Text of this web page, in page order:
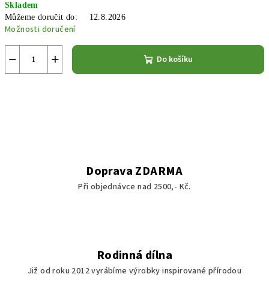
cena:
Skladem
Můžeme doručit do:
12.8.2026
Možnosti doručení
+
− Do košíku
Doprava ZDARMA
Při objednávce nad 2500,- Kč.
Rodinná dílna
Již od roku 2012 vyrábíme výrobky inspirované přírodou